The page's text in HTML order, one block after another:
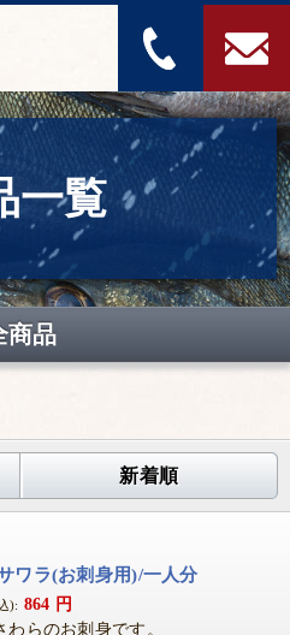
一覧
商品
新着順
ワラ(お刺身用)/一人分
): 864 円
わらのお刺身です。